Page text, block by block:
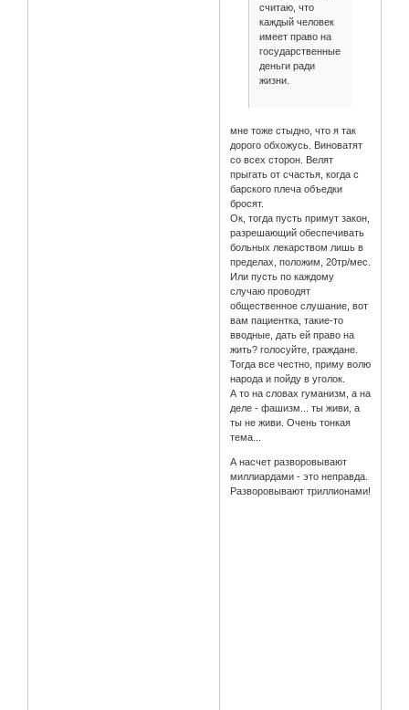
считаю, что
каждый человек
имеет право на
государственные
деньги ради
жизни.
мне тоже стыдно, что я так
дорого обхожусь. Виноватят
со всех сторон. Велят
прыгать от счастья, когда с
барского плеча объедки
бросят.
Ок, тогда пусть примут закон,
разрешающий обеспечивать
больных лекарством лишь в
пределах, положим, 20тр/мес.
Или пусть по каждому
случаю проводят
общественное слушание, вот
вам пациентка, такие-то
вводные, дать ей право на
жить? голосуйте, граждане.
Тогда все честно, приму волю
народа и пойду в уголок.
А то на словах гуманизм, а на
деле - фашизм... ты живи, а
ты не живи. Очень тонкая
тема...
А насчет разворовывают
миллиардами - это неправда.
Разворовывают триллионами!